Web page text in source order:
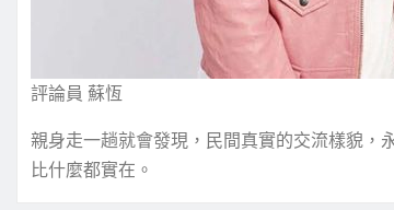
評論員 蘇恆
親身走一趟就會發現，民間真實的交流樣貌，
比什麼都實在。